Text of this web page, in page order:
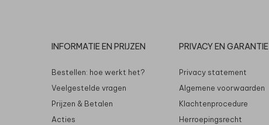
INFORMATIE EN PRIJZEN
Bestellen: hoe werkt het?
Veelgestelde vragen
Prijzen & Betalen
Acties
PRIVACY EN GARANTIE
Privacy statement
Algemene voorwaarden
Klachtenprocedure
Herroepingsrecht